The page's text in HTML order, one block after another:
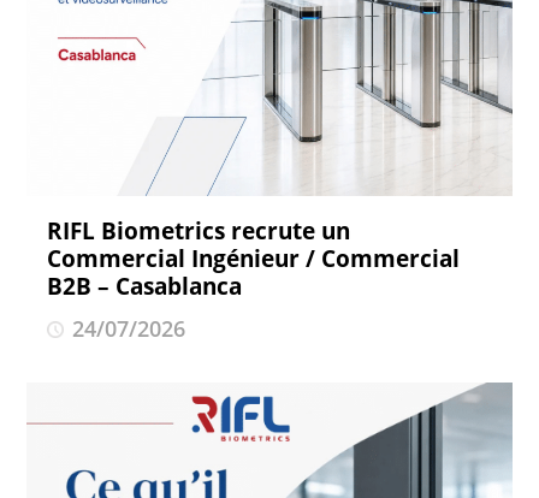
RIFL Biometrics recrute un
Commercial Ingénieur / Commercial
B2B – Casablanca
24/07/2026